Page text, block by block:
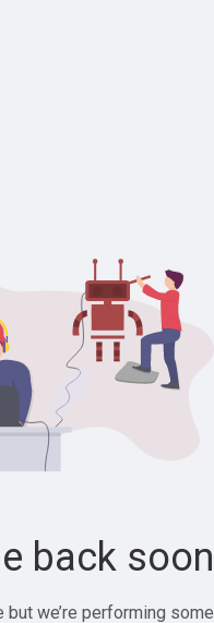
back soon!
we’re performing some